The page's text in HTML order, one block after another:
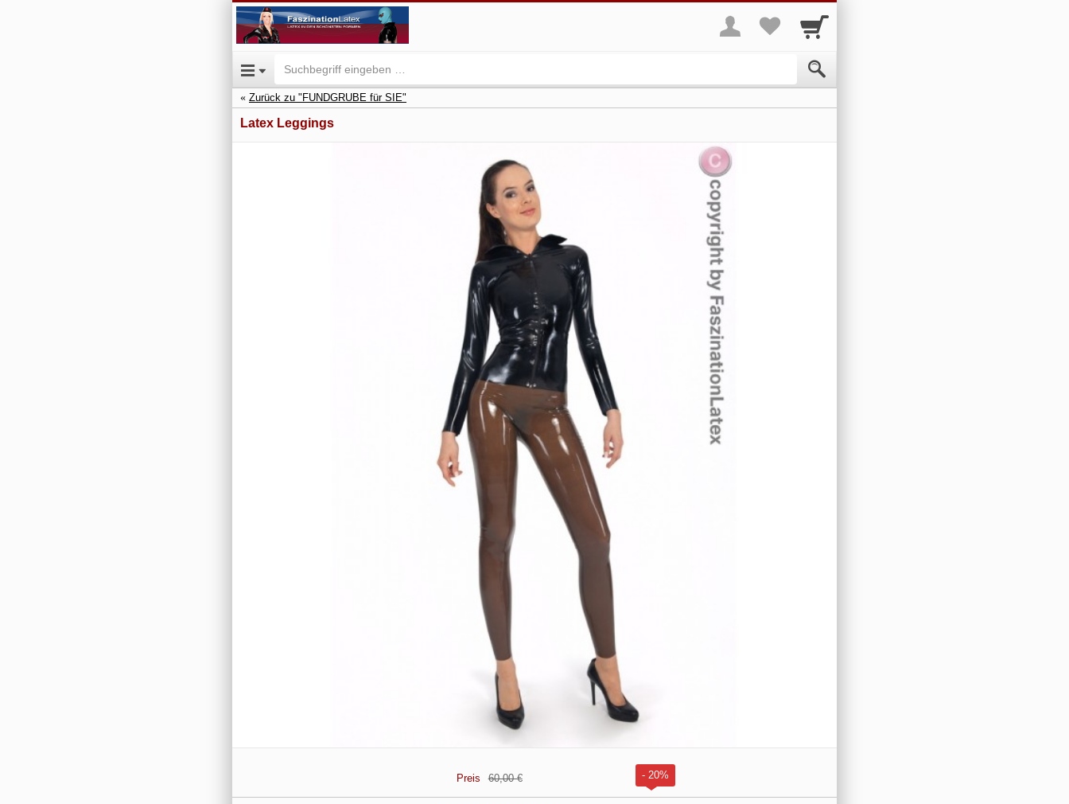
Zurück zu "FUNDGRUBE für SIE"
Latex Leggings
Preis 60,00 € - 20%